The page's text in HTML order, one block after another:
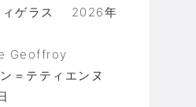
ゲラス
2026年
Geoffroy
＝テティエンヌ